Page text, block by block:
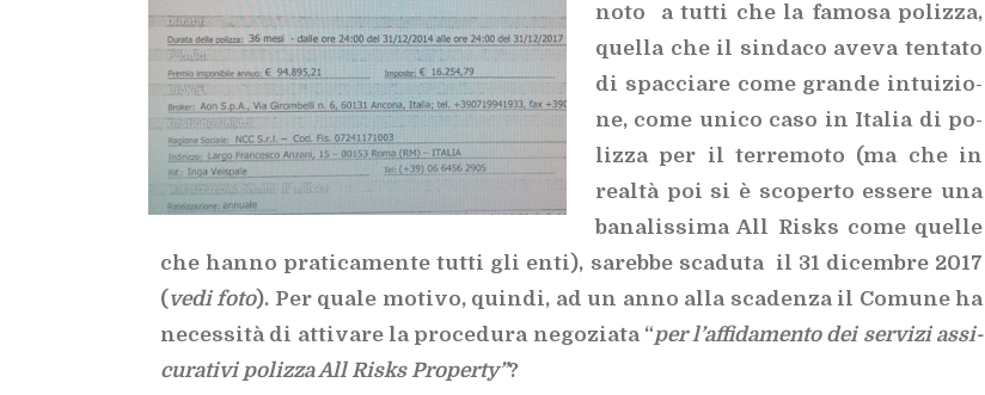
noto a tut­ti che la fa­mo­sa po­liz­za,
quel­la che il sin­da­co ave­va ten­ta­to
di spac­cia­re come gran­de in­tui­zio­
ne, come uni­co caso in Ita­lia di po­
liz­za per il ter­re­mo­to (ma che in
real­tà poi si è sco­per­to es­se­re una
ba­na­lis­si­ma All Ri­sks come quel­le
che han­no pra­ti­ca­men­te tut­ti gli enti), sa­reb­be sca­du­ta il 31 di­cem­bre 2017
(vedi foto). Per qua­le mo­ti­vo, quin­di, ad un anno alla sca­den­za il Co­mu­ne ha
ne­ces­si­tà di at­ti­va­re la pro­ce­du­ra ne­go­zia­ta “per l’af­fi­da­men­to dei ser­vi­zi as­si­
cu­ra­ti­vi po­liz­za All Ri­sks Pro­per­ty”?